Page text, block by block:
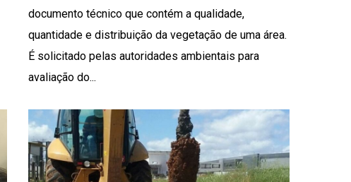
documento técnico que contém a qualidade,
quantidade e distribuição da vegetação de uma área.
É solicitado pelas autoridades ambientais para
avaliação do...